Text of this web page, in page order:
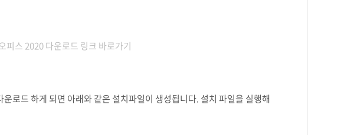
피스 2020 다운로드 링크 바로가기
로드 하게 되면 아래와 같은 설치파일이 생성됩니다. 설치 파일을 실행해